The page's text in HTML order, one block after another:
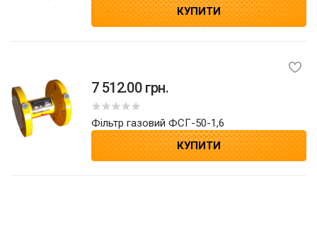
КУПИТИ
7 512.00 грн.
Фільтр газовий ФСГ-50-1,6
КУПИТИ